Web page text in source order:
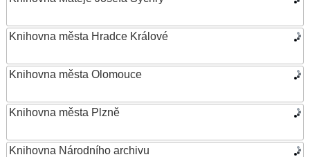
Knihovna města Hradce Králové
Knihovna města Olomouce
Knihovna města Plzně
Knihovna Národního archivu